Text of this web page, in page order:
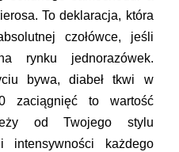
To deklaracja, która
czołówce, jeśli
rynku jednorazówek.
bywa, diabeł tkwi w
zaciągnięć to wartość
od Twojego stylu
intensywności każdego